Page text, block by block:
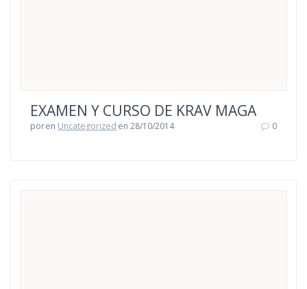
EXAMEN Y CURSO DE KRAV MAGA
poren Uncategorized en 28/10/2014 0